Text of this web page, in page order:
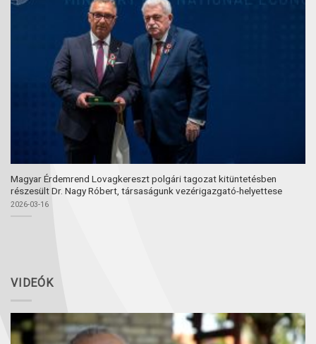
Magyar Érdemrend Lovagkereszt polgári tagozat kitüntetésben
részesült Dr. Nagy Róbert, társaságunk vezérigazgató-helyettese
2026-03-16
VIDEÓK